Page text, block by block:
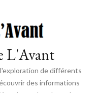
L'Avant
de différents
des informations